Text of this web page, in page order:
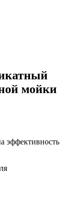
мойки
эффективность